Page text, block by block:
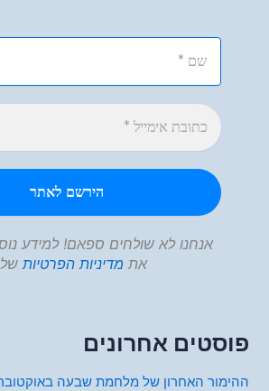
אנחנו לא שולחים ספאם! למידע
את מדיניות הפרטיות
פוסטים אחרונים
ההימור האחרון של מלחמת שבעה